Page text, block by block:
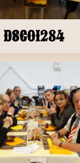
DSC01284